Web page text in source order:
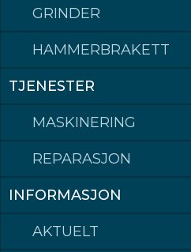
GRINDER
HAMMERBRAKETT
TJENESTER
MASKINERING
REPARASJON
INFORMASJON
AKTUELT
©2023 Klepp Mek AS